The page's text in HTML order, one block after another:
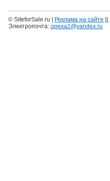
© SiteforSale.ru | Реклама на сайте
Электропочта: opexa2@yandex.ru